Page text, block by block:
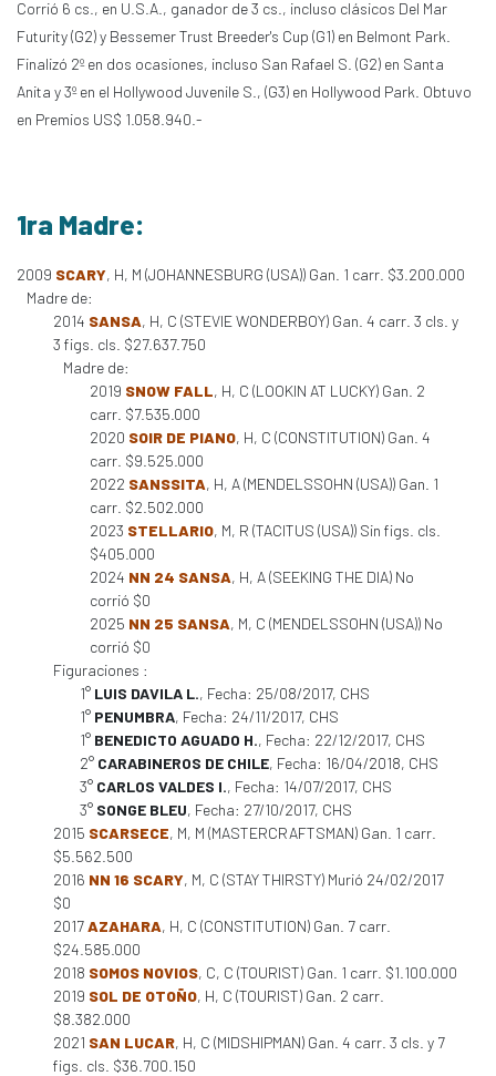
Corrió 6 cs., en U.S.A., ganador de 3 cs., incluso clásicos Del Mar
Futurity (G2) y Bessemer Trust Breeder's Cup (G1) en Belmont Park.
Finalizó 2º en dos ocasiones, incluso San Rafael S. (G2) en Santa
Anita y 3º en el Hollywood Juvenile S., (G3) en Hollywood Park. Obtuvo
en Premios US$ 1.058.940.-
1ra Madre:
2009 SCARY, H, M (JOHANNESBURG (USA)) Gan. 1 carr. $3.200.000
Madre de:
2014 SANSA, H, C (STEVIE WONDERBOY) Gan. 4 carr. 3 cls. y
3 figs. cls. $27.637.750
Madre de:
2019 SNOW FALL, H, C (LOOKIN AT LUCKY) Gan. 2
carr. $7.535.000
2020 SOIR DE PIANO, H, C (CONSTITUTION) Gan. 4
carr. $9.525.000
2022 SANSSITA, H, A (MENDELSSOHN (USA)) Gan. 1
carr. $2.502.000
2023 STELLARIO, M, R (TACITUS (USA)) Sin figs. cls.
$405.000
2024 NN 24 SANSA, H, A (SEEKING THE DIA) No
corrió $0
2025 NN 25 SANSA, M, C (MENDELSSOHN (USA)) No
corrió $0
Figuraciones :
1° LUIS DAVILA L., Fecha: 25/08/2017, CHS
1° PENUMBRA, Fecha: 24/11/2017, CHS
1° BENEDICTO AGUADO H., Fecha: 22/12/2017, CHS
2° CARABINEROS DE CHILE, Fecha: 16/04/2018, CHS
3° CARLOS VALDES I., Fecha: 14/07/2017, CHS
3° SONGE BLEU, Fecha: 27/10/2017, CHS
2015 SCARSECE, M, M (MASTERCRAFTSMAN) Gan. 1 carr.
$5.562.500
2016 NN 16 SCARY, M, C (STAY THIRSTY) Murió 24/02/2017
$0
2017AZAHARA, H, C (CONSTITUTION) Gan. 7 carr.
$24.585.000
2018 SOMOS NOVIOS, C, C (TOURIST) Gan. 1 carr. $1.100.000
2019 SOL DE OTOÑO, H, C (TOURIST) Gan. 2 carr.
$8.382.000
2021 SAN LUCAR, H, C (MIDSHIPMAN) Gan. 4 carr. 3 cls. y 7
figs. cls. $36.700.150